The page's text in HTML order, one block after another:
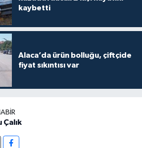
kaybetti
Alaca’da ürün bolluğu, çiftçide
fiyat sıkıntısı var
Çalık